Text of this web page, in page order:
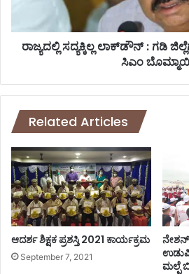
ಭ
ತೆ
1
9
6
5
)
ಯ
ಕ್‌
ಡೌ
ನ್‌
:
ಗ
ಡಿ
ಜಿ
ಲ್
ಲೆ
ಗ
ರಾಜ್ಯದಲ್ಲಿ ಸದ್ಯಕ್ಕಿಲ್ಲ ಲಾಕ್‌ಡೌನ್‌ : ಗಡಿ
ಸಿಎಂ
Related Articles
ಆದರ್ಶ ಶಿಕ್ಷಕ ಪ್ರಶಸ್ತಿ 2021 ಕಾರ್ಯಕ್ರಮ
September 7, 2021
ಮಲ್ಪೆ